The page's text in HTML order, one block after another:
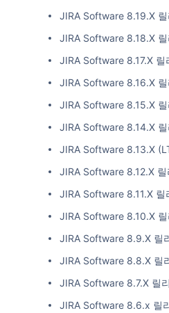
JIRA Software 8.19.X 릴
JIRA Software 8.18.X 릴
JIRA Software 8.17.X 릴
JIRA Software 8.16.X 릴
JIRA Software 8.15.X 릴
JIRA Software 8.14.X 릴
JIRA Software 8.13.X
JIRA Software 8.12.X 릴
JIRA Software 8.11.X 릴
JIRA Software 8.10.X 릴
JIRA Software 8.9.X 릴
JIRA Software 8.8.X 릴
JIRA Software 8.7.X 릴리
JIRA Software 8.6.x 릴